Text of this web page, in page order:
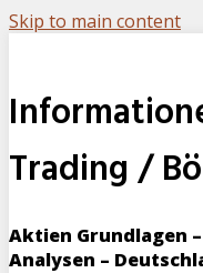
Skip to main content
Trading /
Aktien Grundlagen
Analysen –